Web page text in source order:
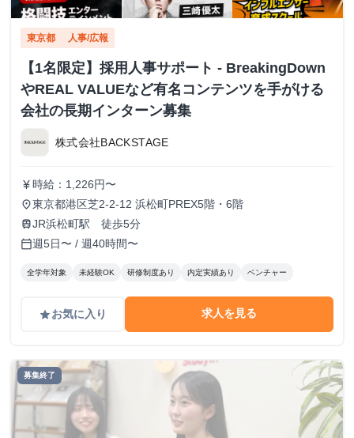
東京都 人事/広報
【1名限定】採用人事サポート - BreakingDown
やREAL VALUEなど有名コンテンツを手がける
会社の長期インターン募集
株式会社BACKSTAGE
currency_yen 時給：1,226円〜
place東京都港区芝2-2-12 浜松町PREX5階・6階
trainJR浜松町駅 徒歩5分
calendar_today週5日〜 / 週40時間〜
全学年対象 未経験OK 研修制度あり 内定実績あり ベンチャー
gradeお気に入り 求人を見る
募集終了